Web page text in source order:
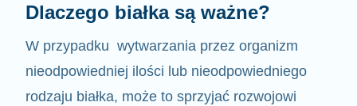
Dlaczego białka są ważne?
W przypadku wytwarzania przez organizm
nieodpowiedniej ilości lub nieodpowiedniego
rodzaju białka, może to sprzyjać rozwojowi